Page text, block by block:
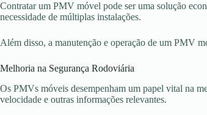
Contratar um PMV móvel pode ser uma solução
necessidade de múltiplas instalações.
Além disso, a manutenção e operação de um PMV
Melhoria na Segurança Rodoviária
Os PMVs móveis desempenham um papel vital na
velocidade e outras informações relevantes.